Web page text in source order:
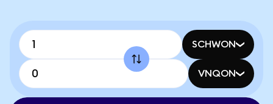
SCHWON
VNQON